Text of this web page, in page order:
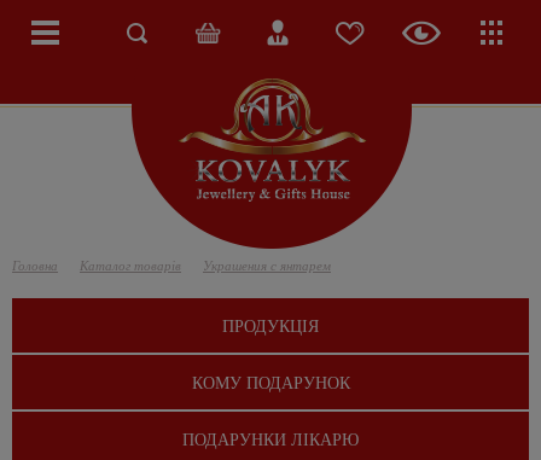
Головна Каталог товарів Украшения с янтарем
ПРОДУКЦІЯ
КОМУ ПОДАРУНОК
ПОДАРУНКИ ЛІКАРЮ